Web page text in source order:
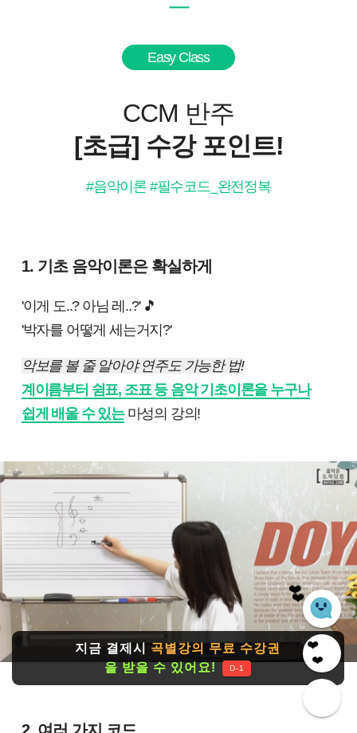
지금 결제시 곡별강의 무료 수강권
을 받을 수 있어요!
D-1
Easy Class
CCM 반주
[초급] 수강 포인트!
#음악이론 #필수코드_완전정복
1. 기초 음악이론은 확실하게
'이게 도..? 아님 레..?' 🎵
'박자를 어떻게 세는거지?'
악보를 볼 줄 알아야 연주도 가능한 법!
계이름부터 쉼표, 조표 등 음악 기초이론을 누구나
쉽게 배울 수 있는마성의 강의!
❤️
❤️
❤️